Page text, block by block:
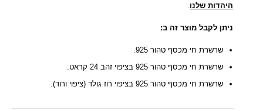
היהדות שלנו
ניתן לקבל מוצר זה ב:
שרשרת חי מכסף טהור 925.
שרשרת חי מכסף טהור 925 בציפוי זהב 24 קראט.
שרשרת חי מכסף טהור 925 בציפוי רוז גולד (ציפוי ורוד).